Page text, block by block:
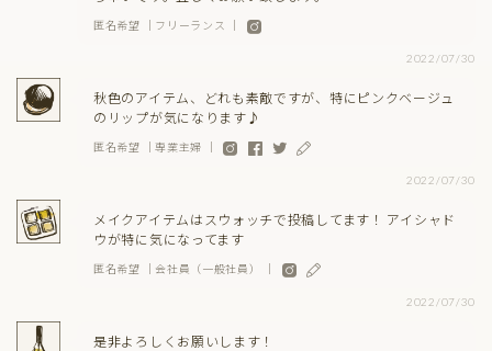
匿名希望 ｜フリーランス ｜
2022/07/30
秋色のアイテム、どれも素敵ですが、特にピンクベージュ
のリップが気になります♪
匿名希望 ｜専業主婦 ｜
2022/07/30
メイクアイテムはスウォッチで投稿してます！ アイシャド
ウが特に気になってます
匿名希望 ｜会社員（一般社員） ｜
2022/07/30
是非よろしくお願いします！